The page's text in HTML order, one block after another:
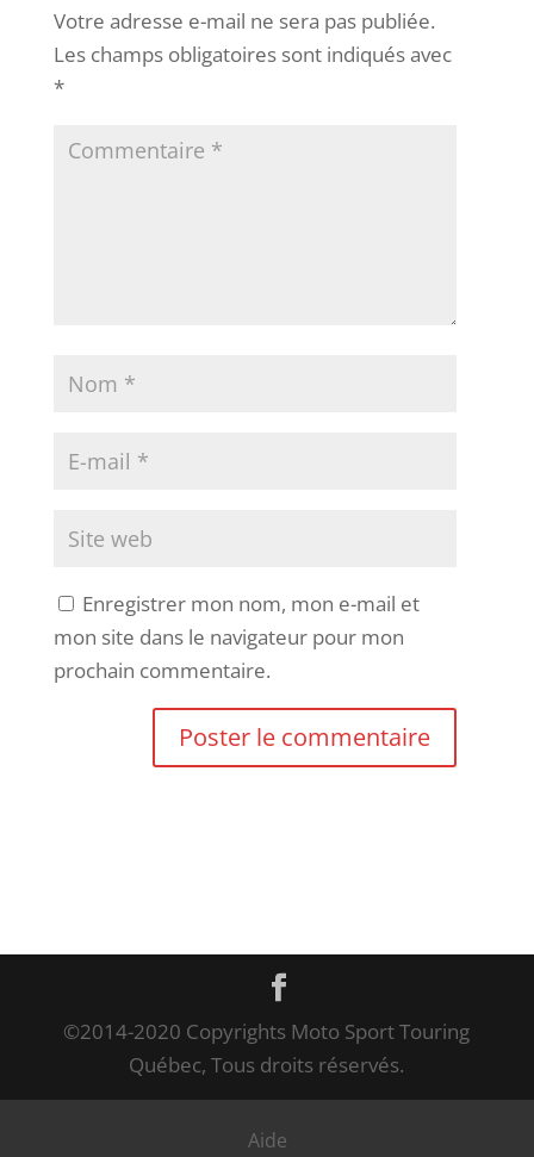
Votre adresse e-mail ne sera pas publiée.
Les champs obligatoires sont indiqués avec
*
Enregistrer mon nom, mon e-mail et
mon site dans le navigateur pour mon
prochain commentaire.
©2014-2020 Copyrights Moto Sport Touring
Québec, Tous droits réservés.
Aide